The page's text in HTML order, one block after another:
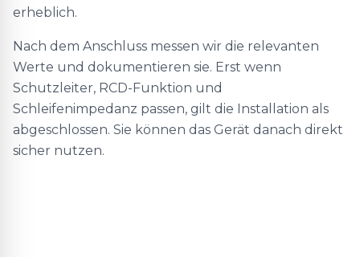
erheblich.
Nach dem Anschluss messen wir die relevanten
Werte und dokumentieren sie. Erst wenn
Schutzleiter, RCD-Funktion und
Schleifenimpedanz passen, gilt die Installation als
abgeschlossen. Sie können das Gerät danach direkt
sicher nutzen.